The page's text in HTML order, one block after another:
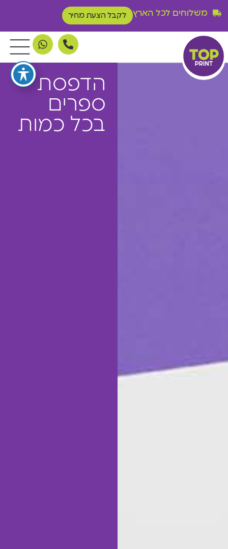
משלוחים לכל הארץ לקבל הצעת מחיר
הדפסת
ספרים
בכל כמות